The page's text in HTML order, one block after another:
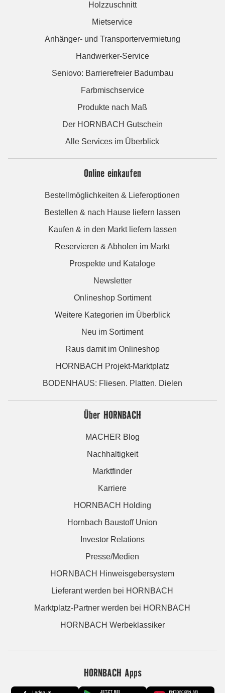
Holzzuschnitt
Mietservice
Anhänger- und Transportervermietung
Handwerker-Service
Seniovo: Barrierefreier Badumbau
Farbmischservice
Produkte nach Maß
Der HORNBACH Gutschein
Alle Services im Überblick
Online einkaufen
Bestellmöglichkeiten & Lieferoptionen
Bestellen & nach Hause liefern lassen
Kaufen & in den Markt liefern lassen
Reservieren & Abholen im Markt
Prospekte und Kataloge
Newsletter
Onlineshop Sortiment
Weitere Kategorien im Überblick
Neu im Sortiment
Raus damit im Onlineshop
HORNBACH Projekt-Marktplatz
BODENHAUS: Fliesen. Platten. Dielen
Über HORNBACH
MACHER Blog
Nachhaltigkeit
Marktfinder
Karriere
HORNBACH Holding
Hornbach Baustoff Union
Investor Relations
Presse/Medien
HORNBACH Hinweisgebersystem
Lieferant werden bei HORNBACH
Marktplatz-Partner werden bei HORNBACH
HORNBACH Werbeklassiker
HORNBACH Apps